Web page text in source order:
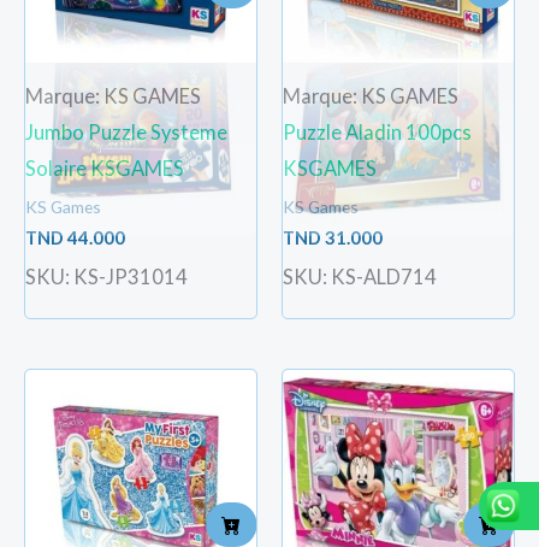
Marque: KS GAMES
Jumbo Puzzle Systeme
Solaire KSGAMES
KS Games
TND 44.000
SKU: KS-JP31014
Marque: KS GAMES
Puzzle Aladin 100pcs
KSGAMES
KS Games
TND 31.000
SKU: KS-ALD714